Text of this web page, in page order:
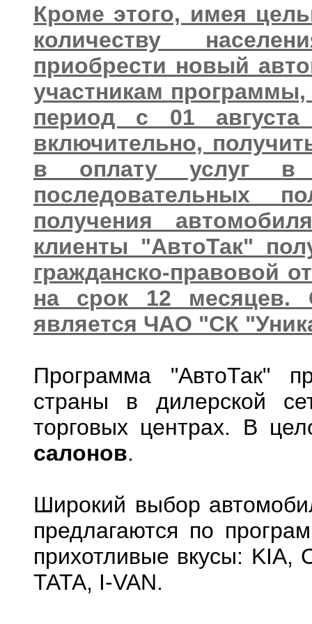
Кроме этого, имея
количеству
приобрести новый
участникам
период с 01
включительно,
в оплату услуг в
последовательных
получения
клиенты "АвтоТак"
гражданско-правовой
на срок 12 месяцев.
является ЧАО "СК
Программа "АвтоТак"
страны в дилерской
торговых центрах. В
салонов.
Широкий выбор
предлагаются по
прихотливые вкусы: KIA,
TATA, I-VAN.